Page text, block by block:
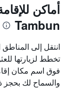
Tambun
تخطط لزيارتها
فوق اسم مكان
والسماح لك بحجز